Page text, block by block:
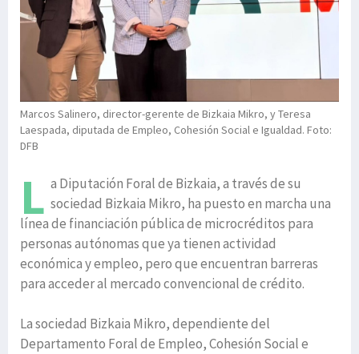
Marcos Salinero, director-gerente de Bizkaia Mikro, y Teresa
Laespada, diputada de Empleo, Cohesión Social e Igualdad. Foto:
DFB
L a Diputación Foral de Bizkaia, a través de su
sociedad Bizkaia Mikro, ha puesto en marcha una
línea de financiación pública de microcréditos para
personas autónomas que ya tienen actividad
económica y empleo, pero que encuentran barreras
para acceder al mercado convencional de crédito.
La sociedad Bizkaia Mikro, dependiente del
Departamento Foral de Empleo, Cohesión Social e